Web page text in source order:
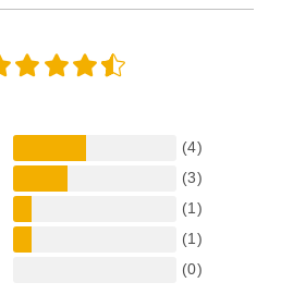
(4)
(3)
(1)
(1)
(0)